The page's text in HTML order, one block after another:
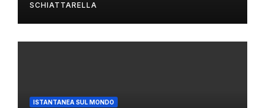
SCHIATTARELLA
ISTANTANEA SUL MONDO